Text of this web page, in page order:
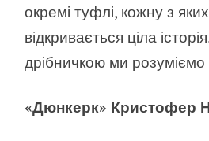
окремі туфлі, кожну з
відкривається ціла
дрібничкою ми розуміємо
«Дюнкерк» Кристофер